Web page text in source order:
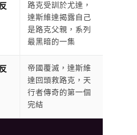
路克受訓於尤達，
達斯維達揭露自己
是路克父親，系列
最黑暗的一集
帝國覆滅，達斯維
達回頭救路克，天
行者傳奇的第一個
完結